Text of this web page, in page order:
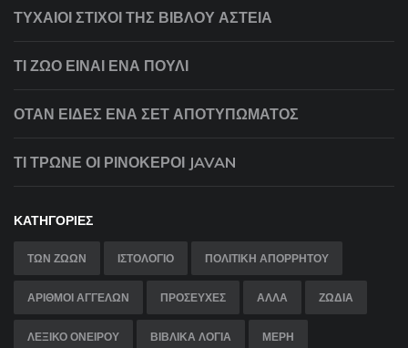
ΤΥΧΑΊΟΙ ΣΤΊΧΟΙ ΤΗΣ ΒΊΒΛΟΥ ΑΣΤΕΊΑ
ΤΙ ΖΏΟ ΕΊΝΑΙ ΈΝΑ ΠΟΥΛΊ
ΌΤΑΝ ΕΊΔΕΣ ΈΝΑ ΣΕΤ ΑΠΟΤΥΠΏΜΑΤΟΣ
ΤΙ ΤΡΏΝΕ ΟΙ ΡΙΝΌΚΕΡΟΙ JAVAN
ΚΑΤΗΓΟΡΊΕΣ
ΤΩΝ ΖΏΩΝ ΙΣΤΟΛΌΓΙΟ ΠΟΛΙΤΙΚΉ ΑΠΟΡΡΉΤΟΥ
ΑΡΙΘΜΟΙ ΑΓΓΕΛΩΝ ΠΡΟΣΕΥΧΕΣ ΑΛΛΑ ΖΩΔΙΑ
ΛΕΞΙΚΟ ΟΝΕΙΡΟΥ ΒΙΒΛΙΚΑ ΛΟΓΙΑ ΜΈΡΗ